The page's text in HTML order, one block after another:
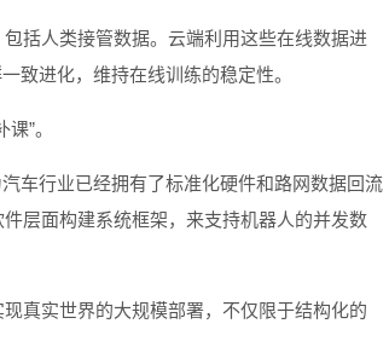
括人类接管数据。云端利用这些在线数据进
致进化，维持在线训练的稳定性。
”。
车行业已经拥有了标准化硬件和路网数据回流
层面构建系统框架，来支持机器人的并发数
真实世界的大规模部署，不仅限于结构化的